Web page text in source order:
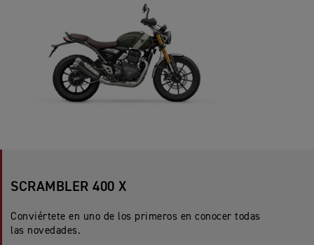
SCRAMBLER 400 X
Conviértete en uno de los primeros en conocer todas
las novedades.